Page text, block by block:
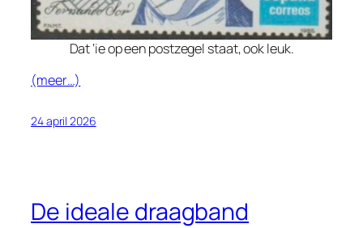
Dat ‘ie op een postzegel staat, ook leuk.
(meer…)
24 april 2026
De ideale draagband